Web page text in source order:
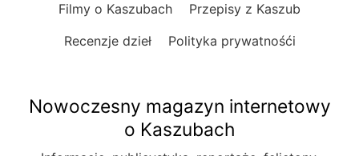
Filmy o Kaszubach
Przepisy z Kaszub
Recenzje dzieł
Polityka prywatnośći
Nowoczesny magazyn internetowy
o Kaszubach